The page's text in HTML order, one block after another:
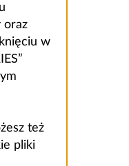
oraz
w
też
pliki